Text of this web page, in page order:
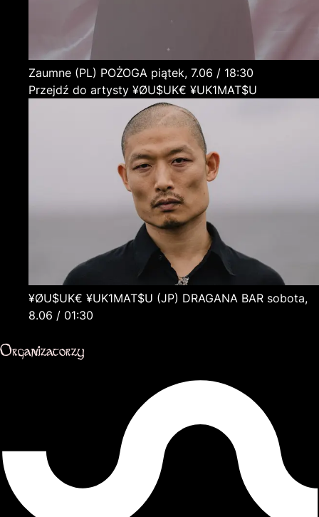
Zaumne (PL) POŻOGA
piątek, 7.06 / 18:30
Przejdź do artysty ¥ØU$UK€ ¥UK1MAT$U
¥ØU$UK€ ¥UK1MAT$U (JP) DRAGANA BAR sobota,
8.06 / 01:30
Organizatorzy